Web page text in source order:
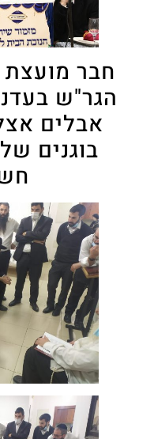
חבר מועצת
הגר"ש
אבלים
בוגנים